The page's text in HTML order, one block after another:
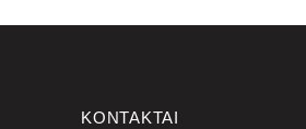
KONTAKTAI